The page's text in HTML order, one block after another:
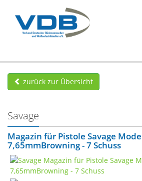
zurück zur Übersicht
Savage
Magazin für Pistole Savage
7,65mmBrowning - 7 Schuss